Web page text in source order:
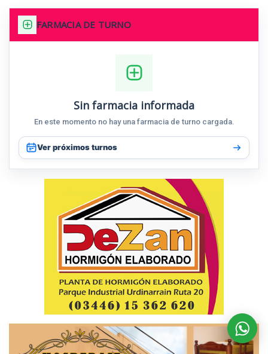
FARMACIA DE TURNO
Sin farmacia informada
En este momento no hay una farmacia de turno cargada.
Ver próximos turnos